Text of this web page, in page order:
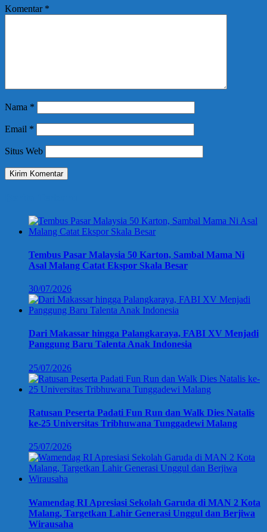
Komentar *
Nama *
Email *
Situs Web
Tembus Pasar Malaysia 50 Karton, Sambal Mama Ni
Asal Malang Catat Ekspor Skala Besar
30/07/2026
Dari Makassar hingga Palangkaraya, FABI XV Menjadi
Panggung Baru Talenta Anak Indonesia
25/07/2026
Ratusan Peserta Padati Fun Run dan Walk Dies Natalis
ke-25 Universitas Tribhuwana Tunggadewi Malang
25/07/2026
Wamendag RI Apresiasi Sekolah Garuda di MAN 2 Kota
Malang, Targetkan Lahir Generasi Unggul dan Berjiwa
Wirausaha